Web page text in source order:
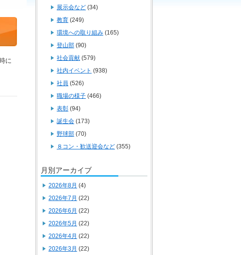
に
展示会など (34)
教育 (249)
環境への取り組み (165)
登山部 (90)
社会貢献 (579)
社内イベント (938)
社員 (526)
職場の様子 (466)
表彰 (94)
誕生会 (173)
野球部 (70)
８コン・歓送迎会など (355)
月別アーカイブ
2026年8月 (4)
2026年7月 (22)
2026年6月 (22)
2026年5月 (22)
2026年4月 (22)
2026年3月 (22)